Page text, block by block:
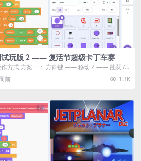
试玩版 2 —— 复活节超级卡丁车赛
作方式 方案一： 方向键 —— 移动 Z —— 跳跃 /
案二： ...
前 1.3K